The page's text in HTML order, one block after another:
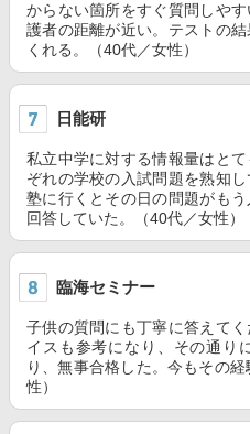
からない箇所をすぐ質問しや
護者の距離が近い。テストの
くれる。（40代／女性）
日能研
私立中学に対する情報量はと
ぞれの学校の入試問題を熟知
塾に行くとその日の問題がも
回答していた。（40代／女性）
臨海セミナー
子供の質問にも丁寧に答えて
イスも参考になり、その通り
り、無事合格した。今もその
性）